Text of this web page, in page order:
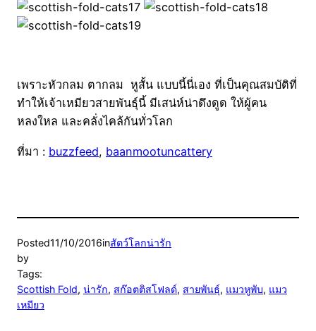
เพราะหัวกลม ตากลม หูสั้น แบบนี้นี่เอง ที่เป็นคุณสมบัติที่
ทำให้เจ้าเหมียวสายพันธุ์นี้ มีเสน่ห์น่าดึงดูด ให้ผู้คน
หลงใหล และคลั่งไคล้กันทั่วโลก
ที่มา : buzzfeed, baanmootuncattery
Posted11/10/2016inสัตว์โลกน่ารัก
by
Tags:
Scottish Fold, น่ารัก, สก๊อตติสโฟลด์, สายพันธุ์, แมวหูพับ, แมว
เหมียว